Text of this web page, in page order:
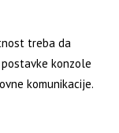
treba da
konzole
komunikacije.